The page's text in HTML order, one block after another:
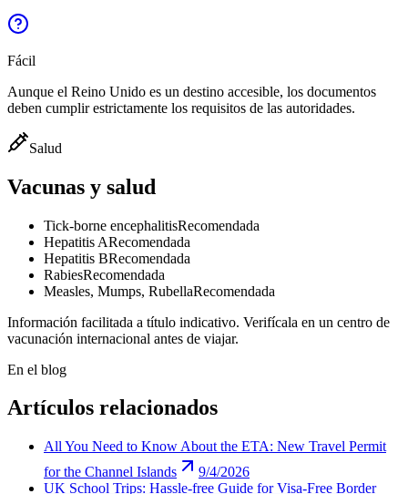
Fácil
Aunque el Reino Unido es un destino accesible, los documentos
deben cumplir estrictamente los requisitos de las autoridades.
Salud
Vacunas y salud
Tick-borne encephalitisRecomendada
Hepatitis ARecomendada
Hepatitis BRecomendada
RabiesRecomendada
Measles, Mumps, RubellaRecomendada
Información facilitada a título indicativo. Verifícala en un centro de
vacunación internacional antes de viajar.
En el blog
Artículos relacionados
All You Need to Know About the ETA: New Travel Permit
for the Channel Islands
9/4/2026
UK School Trips: Hassle-free Guide for Visa-Free Border